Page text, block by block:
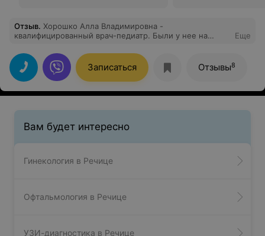
Отзыв. Хорошко Алла Владимировна -
квалифицированный врач-педиатр. Были у нее на
все и дала необходимые рекомендации. Благодарю за
трепетное отношение, вежливость и компетентность.
Еще
Записаться Отзывы8
Вам будет интересно
Гинекология в Речице
Офтальмология в Речице
УЗИ-диагностика в Речице